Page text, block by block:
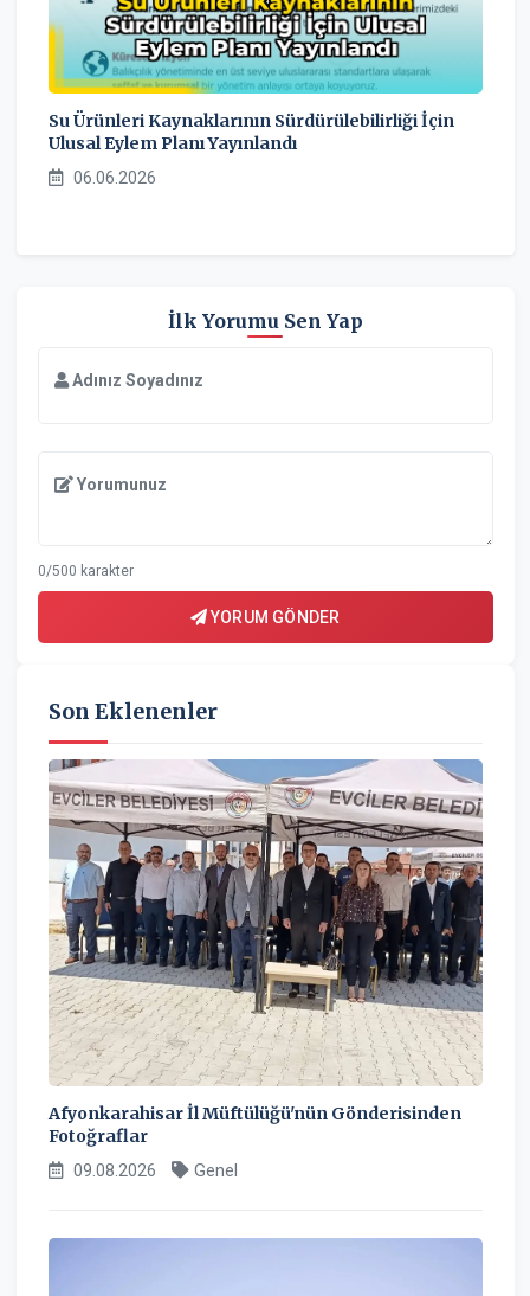
Su Ürünleri Kaynaklarının Sürdürülebilirliği İçin
Ulusal Eylem Planı Yayınlandı
06.06.2026
İlk Yorumu Sen Yap
Adınız Soyadınız
Yorumunuz
0/500 karakter
YORUM GÖNDER
Son Eklenenler
Afyonkarahisar İl Müftülüğü'nün Gönderisinden
Fotoğraflar
09.08.2026 Genel